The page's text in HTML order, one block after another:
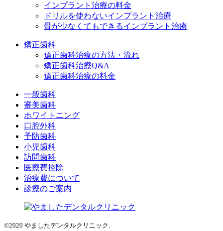
インプラント治療の料金
ドリルを使わないインプラント治療
骨が少なくてもできるインプラント治療
矯正歯科
矯正歯科治療の方法・流れ
矯正歯科治療Q&A
矯正歯科治療の料金
一般歯科
審美歯科
ホワイトニング
口腔外科
予防歯科
小児歯科
訪問歯科
医療費控除
治療費について
診療のご案内
©2020 やましたデンタルクリニック.